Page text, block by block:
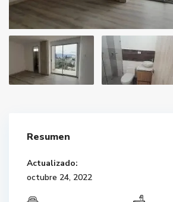
Resumen
Actualizado:
octubre 24, 2022